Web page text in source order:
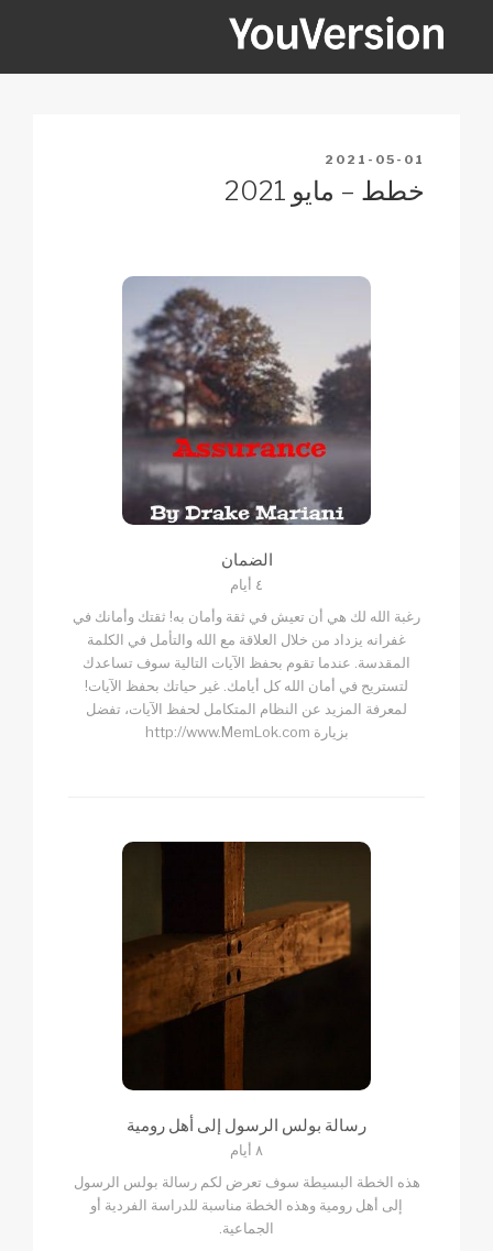
YOUVERSION
POSTED
2021-05-01
خطط – مايو 2021
الضمان
٤ أيام
رغبة الله لك هي أن تعيش في ثقة وأمان به! ثقتك وأمانك في
غفرانه يزداد من خلال العلاقة مع الله والتأمل في الكلمة
المقدسة. عندما تقوم بحفظ الآيات التالية سوف تساعدك
لتستريح في أمان الله كل أيامك. غير حياتك بحفظ الآيات!
لمعرفة المزيد عن النظام المتكامل لحفظ الآيات، تفضل
بزيارة http://www.MemLok.com
رسالة بولس الرسول إلى أهل رومية
٨ أيام
هذه الخطة البسيطة سوف تعرض لكم رسالة بولس الرسول
إلى أهل رومية وهذه الخطة مناسبة للدراسة الفردية أو
الجماعية.